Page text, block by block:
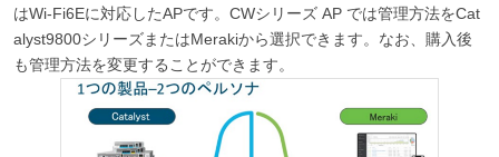
はWi-Fi6Eに対応したAPです。CWシリーズ AP では管理方法をCat
alyst9800シリーズまたはMerakiから選択できます。なお、購入後
も管理方法を変更することができます。